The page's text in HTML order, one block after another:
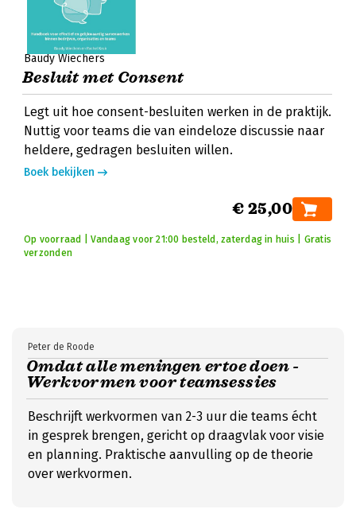
Baudy Wiechers
Besluit met Consent
Legt uit hoe consent-besluiten werken in de praktijk.
Nuttig voor teams die van eindeloze discussie naar
heldere, gedragen besluiten willen.
Boek bekijken
€ 25,00
Op voorraad | Vandaag voor 21:00 besteld, zaterdag in huis | Gratis
verzonden
Omdat alle meningen ertoe doen -
Werkvormen voor teamsessies
Peter de Roode
Beschrijft werkvormen van 2-3 uur die teams écht
in gesprek brengen, gericht op draagvlak voor visie
en planning. Praktische aanvulling op de theorie
over werkvormen.